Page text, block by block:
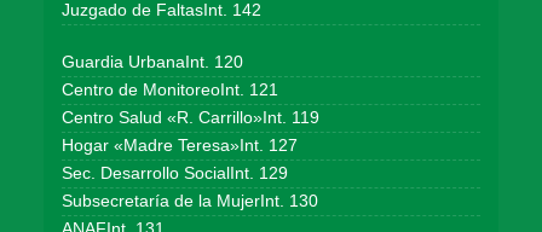
Juzgado de FaltasInt. 142
Guardia UrbanaInt. 120
Centro de MonitoreoInt. 121
Centro Salud «R. Carrillo»Int. 119
Hogar «Madre Teresa»Int. 127
Sec. Desarrollo SocialInt. 129
Subsecretaría de la MujerInt. 130